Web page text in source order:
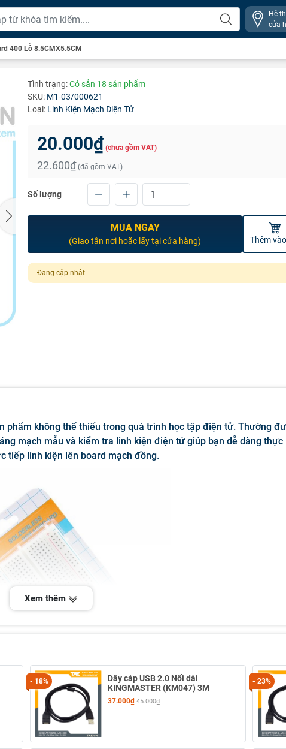
Hệ
cửa
400 Lỗ 8.5CMX5.5CM
Tình trạng:Có sẵn 18 sản phẩm
SKU: M1-03/000621
Loại: Linh Kiện Mạch Điện Tử
20.000₫ (chưa gồm VAT)
22.600₫ (đã gồm VAT)
Số lượng
MUA NGAY
(Giao tận nơi hoặc lấy tại cửa hàng) Thêm
Đang cập nhật
phẩm không thể thiếu trong quá trình học tập điện tử. Thường
mạch mẫu và kiểm tra linh kiện điện tử giúp bạn dễ dàng thực
tiếp linh kiện lên board mạch đồng.
Xem thêm
- 18%
Dây cáp USB 2.0 Nối dài
KINGMASTER (KM047) 3M
37.000₫ 45.000₫
- 23%